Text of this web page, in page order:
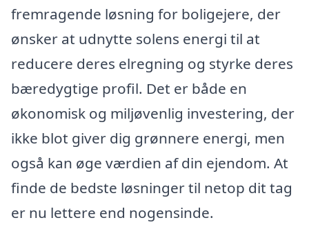
fremragende løsning for boligejere, der
ønsker at udnytte solens energi til at
reducere deres elregning og styrke deres
bæredygtige profil. Det er både en
økonomisk og miljøvenlig investering, der
ikke blot giver dig grønnere energi, men
også kan øge værdien af din ejendom. At
finde de bedste løsninger til netop dit tag
er nu lettere end nogensinde.